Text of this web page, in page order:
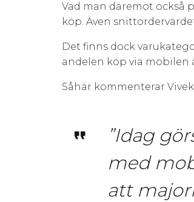
Vad man däremot också
köp. Även
Det finns dock
andelen köp via mobilen
Såhär kommenterar
”Idag
med
att